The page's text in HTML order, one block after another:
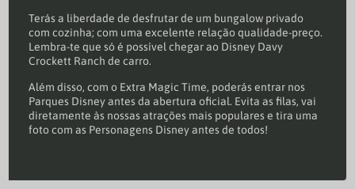
Terás a liberdade de desfrutar de um bungalow privado
com cozinha; com uma excelente relação qualidade-preço.
Lembra-te que só é possível chegar ao Disney Davy
Crockett Ranch de carro.
Além disso, com o Extra Magic Time, poderás entrar nos
Parques Disney antes da abertura oficial. Evita as filas, vai
diretamente às nossas atrações mais populares e tira uma
foto com as Personagens Disney antes de todos!